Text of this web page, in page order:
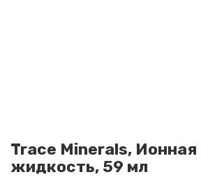
Trace Minerals, Ионная
жидкость, 59 мл